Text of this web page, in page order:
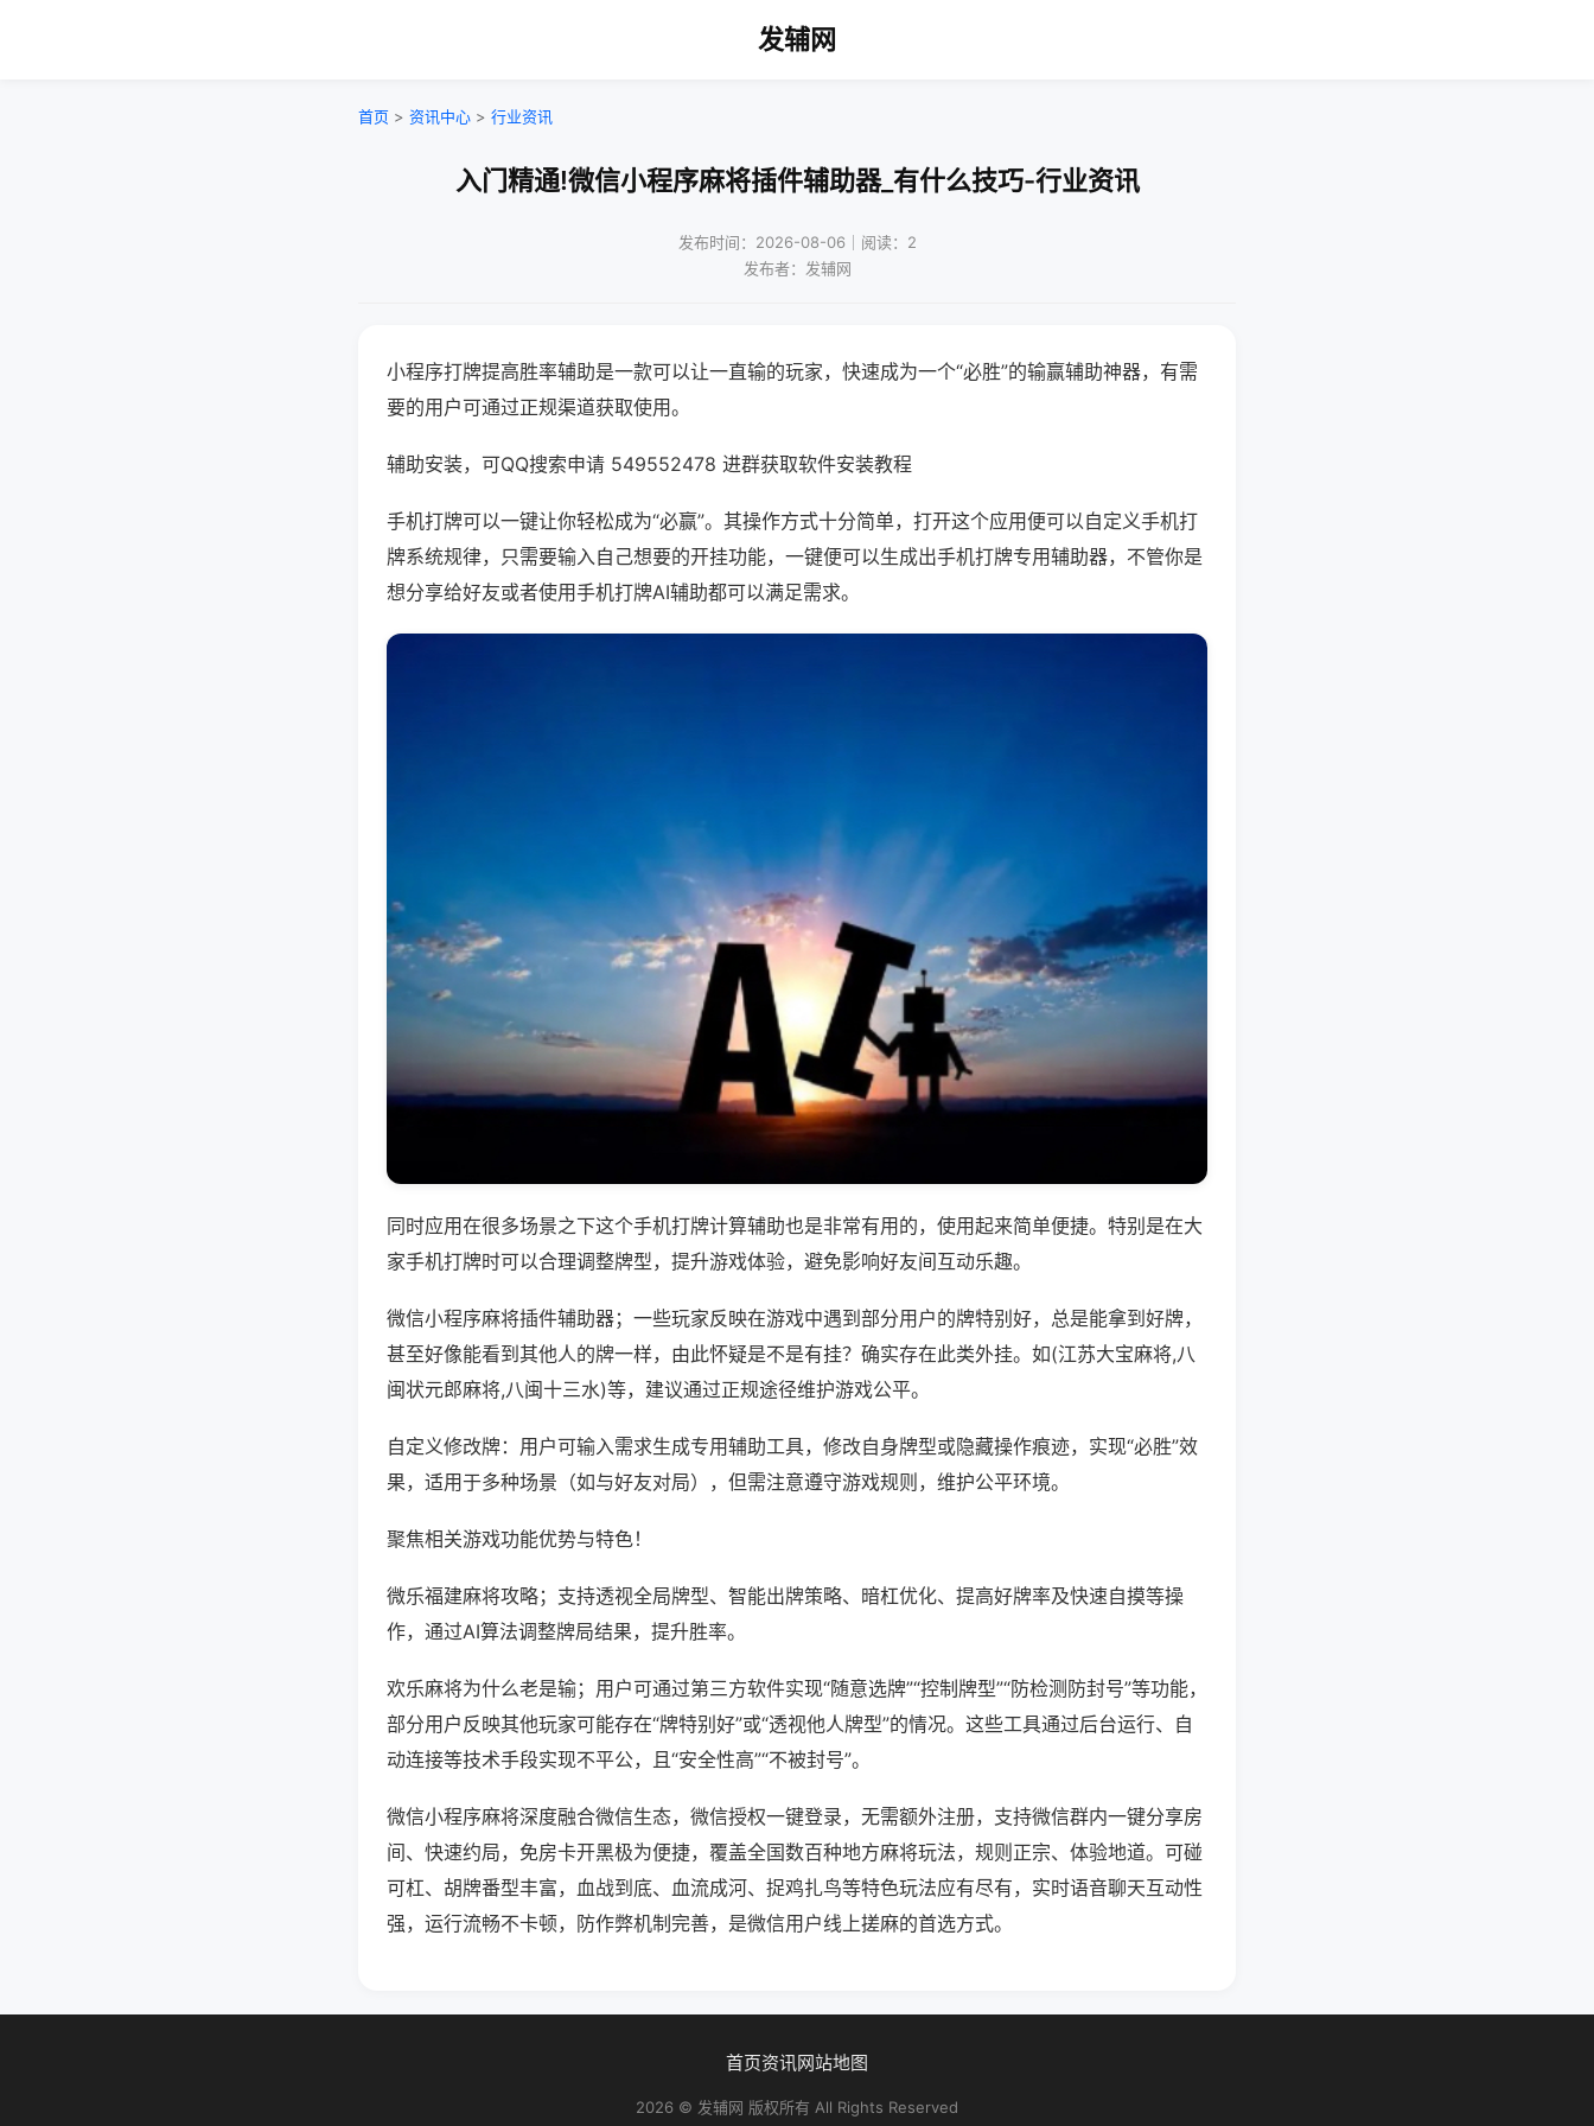
发辅网
首页 > 资讯中心 > 行业资讯
入门精通!微信小程序麻将插件辅助器_有什么技巧-行业资讯
发布时间：2026-08-06｜阅读：2
发布者：发辅网
小程序打牌提高胜率辅助是一款可以让一直输的玩家，快速成为一个“必胜”的输赢辅助神器，有需
要的用户可通过正规渠道获取使用。
辅助安装，可QQ搜索申请 549552478 进群获取软件安装教程
手机打牌可以一键让你轻松成为“必赢”。其操作方式十分简单，打开这个应用便可以自定义手机打
牌系统规律，只需要输入自己想要的开挂功能，一键便可以生成出手机打牌专用辅助器，不管你是
想分享给好友或者使用手机打牌AI辅助都可以满足需求。
同时应用在很多场景之下这个手机打牌计算辅助也是非常有用的，使用起来简单便捷。特别是在大
家手机打牌时可以合理调整牌型，提升游戏体验，避免影响好友间互动乐趣。
微信小程序麻将插件辅助器；一些玩家反映在游戏中遇到部分用户的牌特别好，总是能拿到好牌，
甚至好像能看到其他人的牌一样，由此怀疑是不是有挂？确实存在此类外挂。如(江苏大宝麻将,八
闽状元郎麻将,八闽十三水)等，建议通过正规途径维护游戏公平。
自定义修改牌：用户可输入需求生成专用辅助工具，修改自身牌型或隐藏操作痕迹，实现“必胜”效
果，适用于多种场景（如与好友对局），但需注意遵守游戏规则，维护公平环境。
聚焦相关游戏功能优势与特色！
微乐福建麻将攻略；支持透视全局牌型、智能出牌策略、暗杠优化、提高好牌率及快速自摸等操
作，通过AI算法调整牌局结果，提升胜率。
欢乐麻将为什么老是输；用户可通过第三方软件实现“随意选牌”“控制牌型”“防检测防封号”等功能，
部分用户反映其他玩家可能存在“牌特别好”或“透视他人牌型”的情况。这些工具通过后台运行、自
动连接等技术手段实现不平公，且“安全性高”“不被封号”。
微信小程序麻将深度融合微信生态，微信授权一键登录，无需额外注册，支持微信群内一键分享房
间、快速约局，免房卡开黑极为便捷，覆盖全国数百种地方麻将玩法，规则正宗、体验地道。可碰
可杠、胡牌番型丰富，血战到底、血流成河、捉鸡扎鸟等特色玩法应有尽有，实时语音聊天互动性
强，运行流畅不卡顿，防作弊机制完善，是微信用户线上搓麻的首选方式。
首页资讯网站地图
2026 © 发辅网 版权所有 All Rights Reserved